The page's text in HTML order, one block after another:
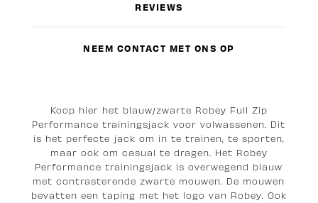
REVIEWS
NEEM CONTACT MET ONS OP
Koop hier het blauw/zwarte Robey Full Zip
Performance trainingsjack voor volwassenen. Dit
is het perfecte jack om in te trainen, te sporten,
maar ook om casual te dragen. Het Robey
Performance trainingsjack is overwegend blauw
met contrasterende zwarte mouwen. De mouwen
bevatten een taping met het logo van Robey. Ook